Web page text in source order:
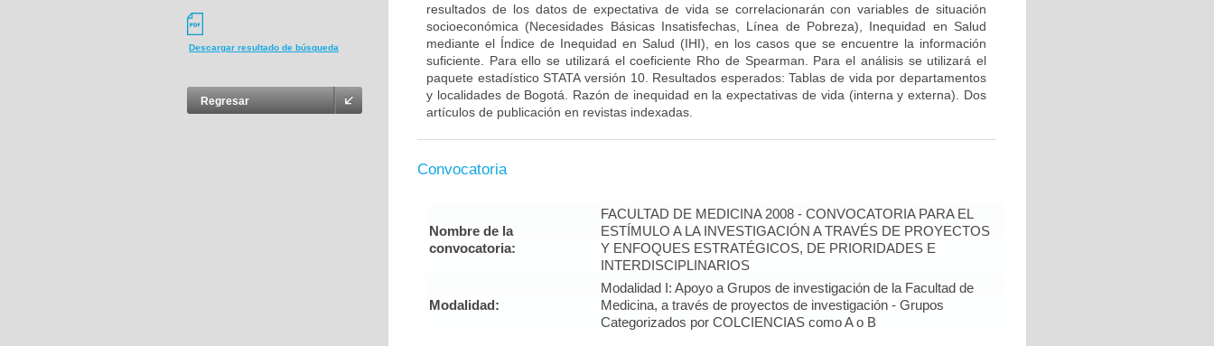
Descargar resultado de búsqueda
Regresar
resultados de los datos de expectativa de vida se correlacionarán con variables de situación
socioeconómica (Necesidades Básicas Insatisfechas, Línea de Pobreza), Inequidad en Salud
mediante el Índice de Inequidad en Salud (IHI), en los casos que se encuentre la información
suficiente. Para ello se utilizará el coeficiente Rho de Spearman. Para el análisis se utilizará el
paquete estadístico STATA versión 10. Resultados esperados: Tablas de vida por departamentos
y localidades de Bogotá. Razón de inequidad en la expectativas de vida (interna y externa). Dos
artículos de publicación en revistas indexadas.
Convocatoria
Nombre de la
convocatoria:
FACULTAD DE MEDICINA 2008 - CONVOCATORIA PARA EL
ESTÍMULO A LA INVESTIGACIÓN A TRAVÉS DE PROYECTOS
Y ENFOQUES ESTRATÉGICOS, DE PRIORIDADES E
INTERDISCIPLINARIOS
Modalidad:
Modalidad I: Apoyo a Grupos de investigación de la Facultad de
Medicina, a través de proyectos de investigación - Grupos
Categorizados por COLCIENCIAS como A o B